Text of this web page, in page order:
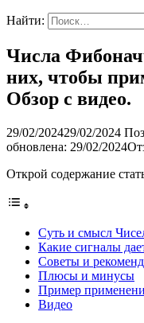
Найти:
Числа
них, чтобы
Обзор с видео.
29/02/202429/02/2024
обновлена: 29/02/2024
Открой содержание
Суть и смысл
Какие сигналы
Советы и
Плюсы и минусы
Пример
Видео